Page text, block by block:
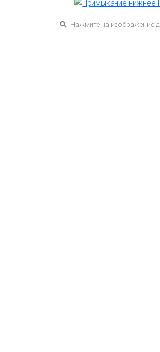
Нажмите на изображение